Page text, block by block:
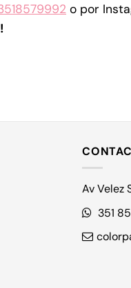
o por
Av Velez
351